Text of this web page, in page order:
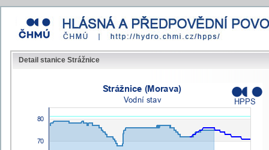
Detail stanice Strážnice